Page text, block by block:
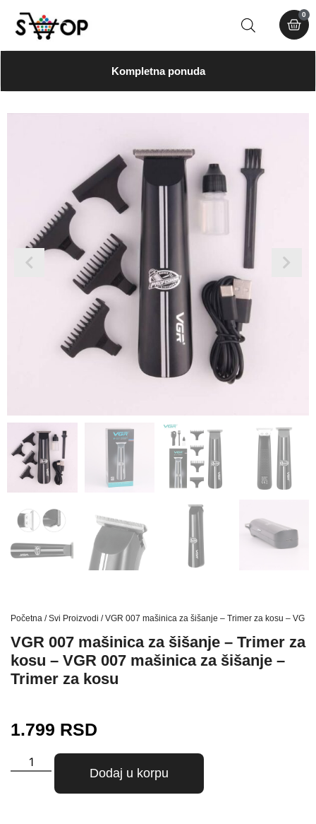
0
Kompletna ponuda
Početna /Svi Proizvodi / VGR 007 mašinica za šišanje – Trimer za kosu –
VGR 007 mašinica za šišanje – Trimer za
kosu – VGR 007 mašinica za šišanje –
Trimer za kosu
1.799 RSD
Dodaj u korpu